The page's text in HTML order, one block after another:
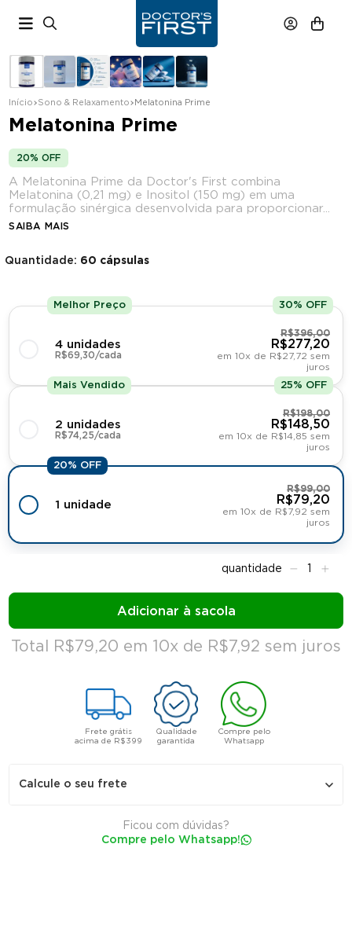
Início Sono & Relaxamento Melatonina Prime
Melatonina Prime
20% OFF
A Melatonina Prime da Doctor's First combina
Melatonina (0,21 mg) e Inositol (150 mg) em uma
formulação sinérgica desenvolvida para proporcionar...
SAIBA MAIS
Quantidade: 60 cápsulas
Melhor Preço 30% OFF
4 unidades
R$69,30/cada
R$396,00
R$277,20
em 10x de R$27,72 sem
juros
Mais Vendido 25% OFF
2 unidades
R$74,25/cada
R$198,00
R$148,50
em 10x de R$14,85 sem
juros
20% OFF
1 unidade
R$99,00
R$79,20
em 10x de R$7,92 sem
juros
Total R$79,20 em 10x de R$7,92 sem juros
Frete grátis
acima de R$399
Qualidade
garantida
Compre pelo
Whatsapp
Calcule o seu frete
Ficou com dúvidas?
Compre pelo Whatsapp!